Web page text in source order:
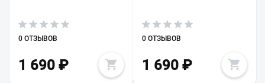
0 ОТЗЫВОВ
1 690 ₽
0 ОТЗЫВОВ
1 690₽